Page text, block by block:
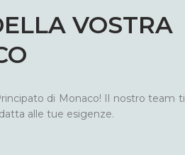
VOSTRA
di Monaco! Il nostro team ti
alle tue esigenze.